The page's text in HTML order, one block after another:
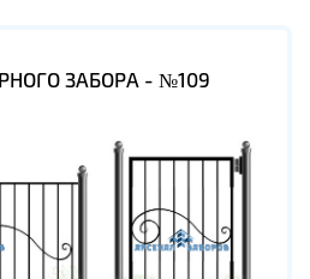
ЗАБОРА - №109